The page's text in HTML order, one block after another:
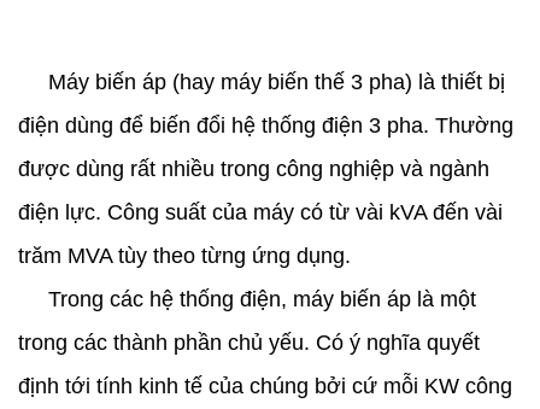
Máy biến áp (hay máy biến thế 3 pha) là thiết bị
điện dùng để biến đổi hệ thống điện 3 pha. Thường
được dùng rất nhiều trong công nghiệp và ngành
điện lực. Công suất của máy có từ vài kVA đến vài
trăm MVA tùy theo từng ứng dụng.
Trong các hệ thống điện, máy biến áp là một
trong các thành phần chủ yếu. Có ý nghĩa quyết
định tới tính kinh tế của chúng bởi cứ mỗi KW công